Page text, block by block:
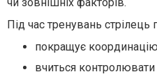
Під час тренувань стрілець
покращує
вчиться